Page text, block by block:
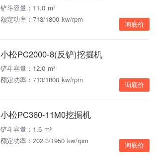
铲斗容量：11.0 m³
额定功率：713/1800 kw/rpm
询底价
小松PC2000-8(反铲)挖掘机
铲斗容量：12.0 m³
额定功率：713/1800 kw/rpm
询底价
小松PC360-11M0挖掘机
铲斗容量：1.6 m³
额定功率：202.3/1950 kw/rpm
询底价